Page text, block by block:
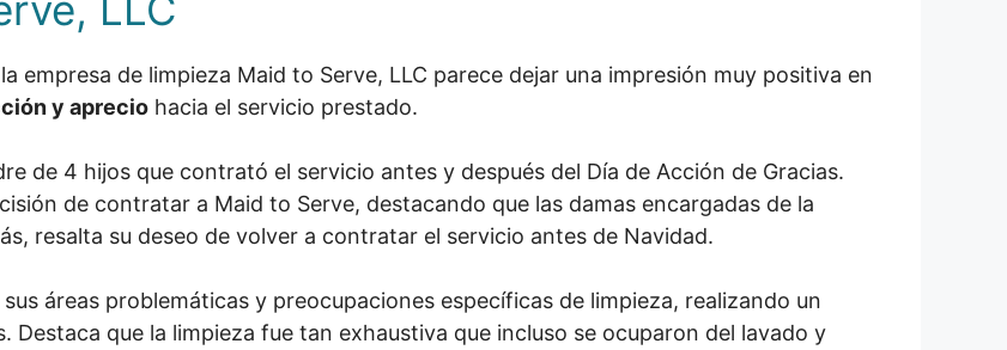
empresa de limpieza Maid to Serve, LLC parece dejar una impresión muy positiva en
y aprecio hacia el servicio prestado.
de 4 hijos que contrató el servicio antes y después del Día de Acción de Gracias.
de contratar a Maid to Serve, destacando que las damas encargadas de la
resalta su deseo de volver a contratar el servicio antes de Navidad.
áreas problemáticas y preocupaciones específicas de limpieza, realizando un
que la limpieza fue tan exhaustiva que incluso se ocuparon del lavado y